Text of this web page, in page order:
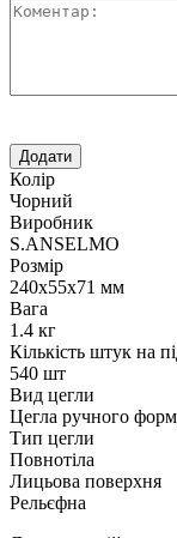
Колір
Чорний
Виробник
S.ANSELMO
Розмір
240х55х71 мм
Вага
1.4 кг
Кількість штук на
540 шт
Вид цегли
Цегла ручного
Тип цегли
Повнотіла
Лицьова поверхня
Рельєфна